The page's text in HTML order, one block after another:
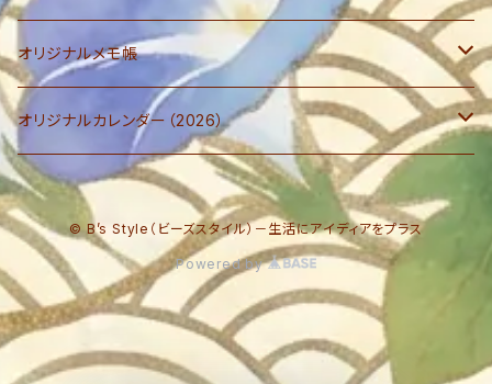
和綴じ本 レプリカ
和綴じ本制作キット
写楽ポストカード
オリジナルメモ帳
ブロックメモ帳
オリジナルカレンダー（2026）
『デスクサイン・ステータスカレンダー』
『自分で作るアルバムカレンダー』
『旬の食材 カレンダー』
© B’s Style（ビーズスタイル）－生活にアイディアをプラス
Powered by